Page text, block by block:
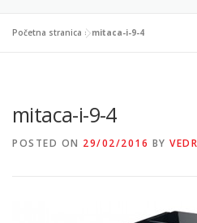
CAFFÉ VERGNANO
KONTAKT WEB SHOP
Početna stranica »mitaca-i-9-4
mitaca-i-9-4
POSTED ON 29/02/2016 BY